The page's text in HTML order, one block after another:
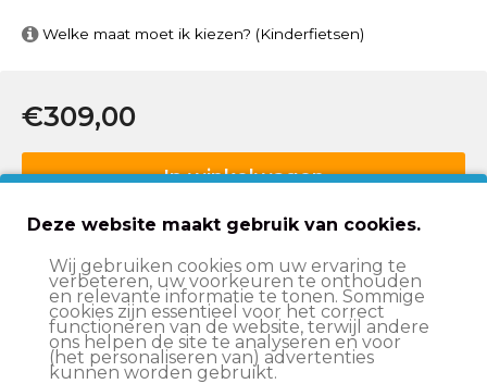
Welke maat moet ik kiezen? (Kinderfietsen)
€309,00
In winkelwagen
Op werkdagen voor 15:00 uur besteld
werkdag in huis*
Advies nodig?Vraag het onze klantenservice!
Ruim aanbod fietsenvoor jong en oud!
2 jaar garantieop onze producten
Deze website maakt gebruik van cookies.
Wij gebruiken cookies om uw ervaring te
verbeteren, uw voorkeuren te onthouden
en relevante informatie te tonen. Sommige
cookies zijn essentieel voor het correct
functioneren van de website, terwijl andere
ons helpen de site te analyseren en voor
(het personaliseren van) advertenties
kunnen worden gebruikt.